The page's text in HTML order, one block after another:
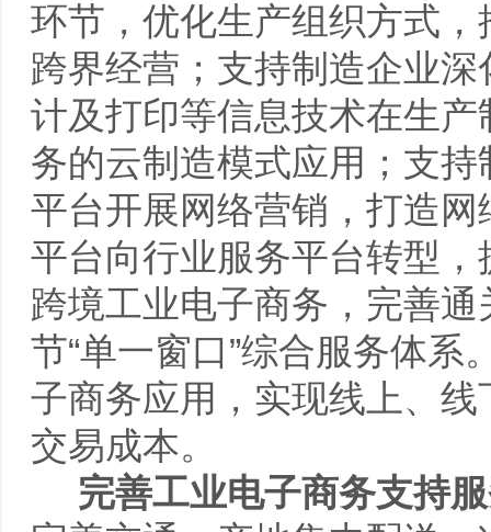
环节，优化生产组织方式
跨界经营；支持制造企业
计及打印等信息技术在生
务的云制造模式应用；支
平台开展网络营销，打造
平台向行业服务平台转型
跨境工业电子商务，完善
节“单一窗口”综合服务体
子商务应用，实现线上、
交易成本。
完善工业电子商务支持